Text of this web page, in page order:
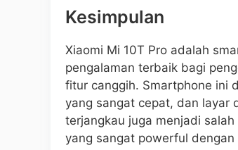
Kesimpulan
Xiaomi Mi 10T Pro adalah
pengalaman terbaik bagi
fitur canggih. Smartphone ini
yang sangat cepat, dan layar
terjangkau juga menjadi
yang sangat powerful